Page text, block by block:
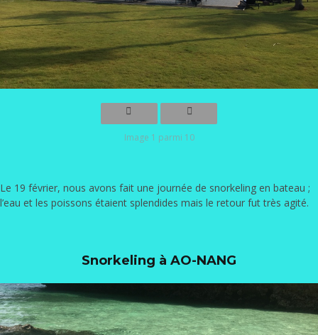
Image 1 parmi 10
Le 19 février, nous avons fait une journée de snorkeling en bateau ;
l’eau et les poissons étaient splendides mais le retour fut très agité.
Snorkeling à AO-NANG